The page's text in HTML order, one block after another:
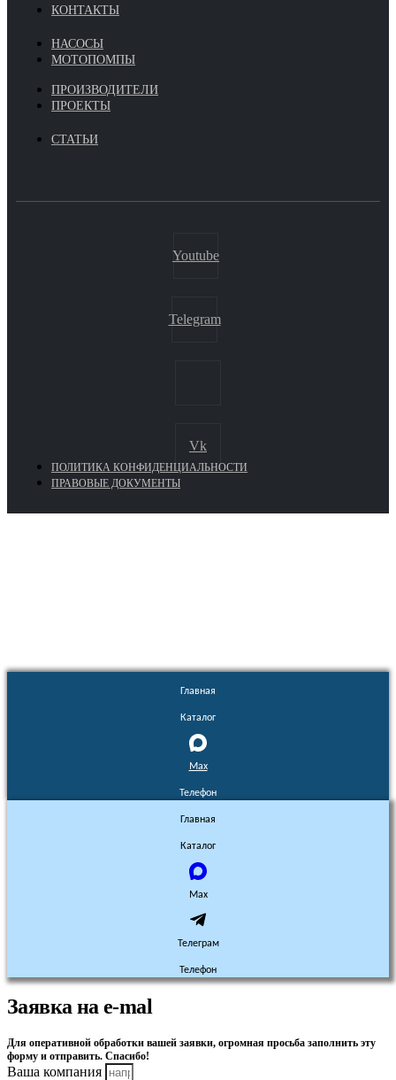
КОНТАКТЫ
НАСОСЫ
МОТОПОМПЫ
ПРОИЗВОДИТЕЛИ
ПРОЕКТЫ
СТАТЬИ
Youtube
Telegram
Vk
ПОЛИТИКА КОНФИДЕНЦИАЛЬНОСТИ
ПРАВОВЫЕ ДОКУМЕНТЫ
Главная
Каталог
Max
Телефон
Главная
Каталог
Max
Телеграм
Телефон
Заявка на e-mal
Для оперативной обработки вашей заявки, огромная просьба заполнить эту
форму и отправить. Спасибо!
Ваша компания